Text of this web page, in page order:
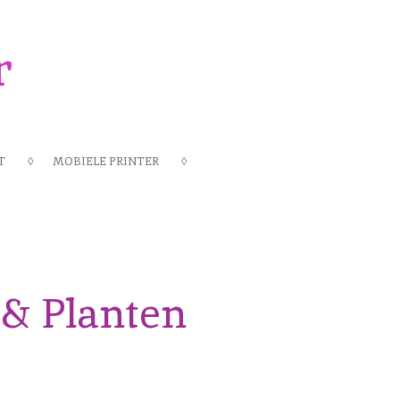
MOBIELE PRINTER
Planten